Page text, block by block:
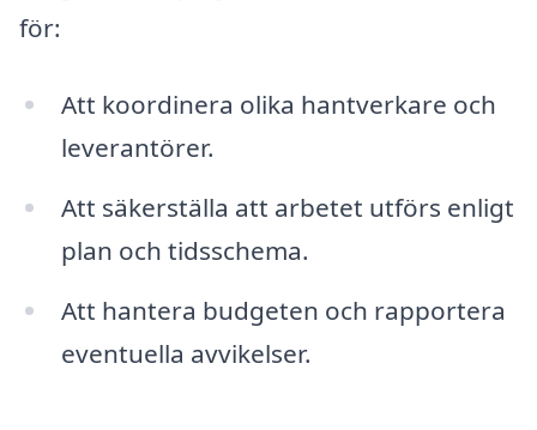
för:
Att koordinera olika hantverkare och
leverantörer.
Att säkerställa att arbetet utförs enligt
plan och tidsschema.
Att hantera budgeten och rapportera
eventuella avvikelser.